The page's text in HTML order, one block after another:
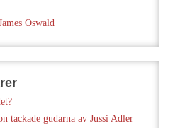
Oswald
tackade gudarna av Jussi Adler